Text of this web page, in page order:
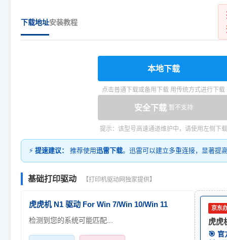
下载地址安装教程
本地下载
点击普通下载或备用下载 用传统方式进行下载
安全下载 暂不支持
提示：该型号高速通道维护中，请使用左侧下载
⚡ 提速建议： 推荐使用迅雷下载。迅雷可以建立多重连接，显著提
基础打印驱动 【打印机驱动网独家提供】
虎虎机 N1 驱动 For Win 7/Win 10/Win 11
检测到您的系统可能匹配...
京东
虎虎
🎯 官